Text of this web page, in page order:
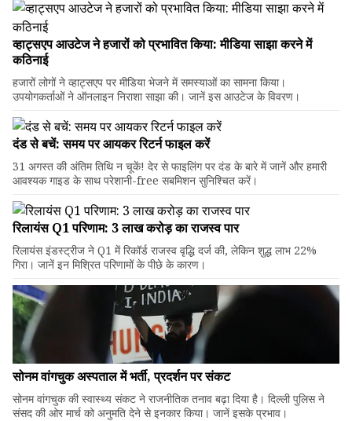
व्हाट्सएप आउटेज ने हजारों को प्रभावित किया: मीडिया साझा करने में
कठिनाई
हजारों लोगों ने व्हाट्सएप पर मीडिया भेजने में समस्याओं का सामना किया।
उपयोगकर्ताओं ने ऑनलाइन निराशा साझा की। जानें इस आउटेज के विवरण।
दंड से बचें: समय पर आयकर रिटर्न फाइल करें
31 अगस्त की अंतिम तिथि न चूकें! देर से फाइलिंग पर दंड के बारे में जानें और हमारी
आवश्यक गाइड के साथ परेशानी-free सबमिशन सुनिश्चित करें।
रिलायंस Q1 परिणाम: ₹3 लाख करोड़ का राजस्व पार
रिलायंस इंडस्ट्रीज ने Q1 में रिकॉर्ड राजस्व वृद्धि दर्ज की, लेकिन शुद्ध लाभ 22%
गिरा। जानें इन मिश्रित परिणामों के पीछे के कारण।
सोनम वांगचुक अस्पताल में भर्ती, प्रदर्शन पर संकट
सोनम वांगचुक की स्वास्थ्य संकट ने राजनीतिक तनाव बढ़ा दिया है। दिल्ली पुलिस ने
संसद की ओर मार्च को अनुमति देने से इनकार किया। जानें इसके प्रभाव।